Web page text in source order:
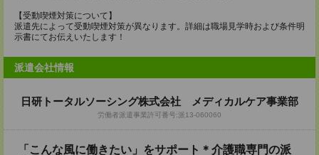
【受動喫煙対策について】
派遣先によって受動喫煙対策が異なります。詳細は職場見学時および条件明
示書にてお伝えいたします！
派遣会社情報
日研トータルソーシング株式会社 メディカルケア事業部
労働者派遣事業許可番号:派13-060060
「こんな風に働きたい」をサポート＊介護職専門の派